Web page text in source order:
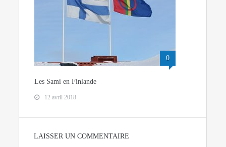
0
Les Sami en Finlande
12 avril 2018
LAISSER UN COMMENTAIRE